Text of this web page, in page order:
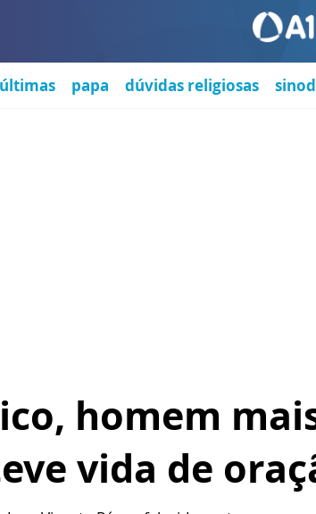
últimas papa dúvidas religiosas
homem
vida de